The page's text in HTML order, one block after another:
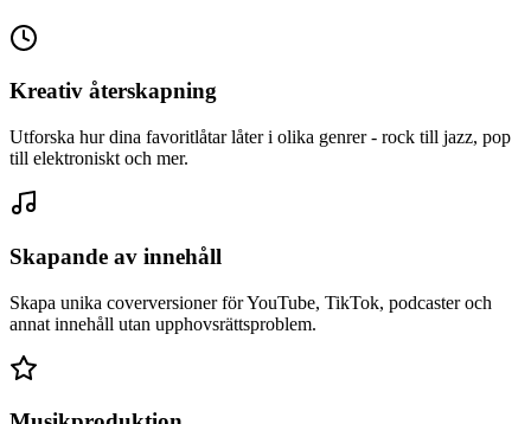
Kreativ återskapning
Utforska hur dina favoritlåtar låter i olika genrer - rock till jazz, pop
till elektroniskt och mer.
Skapande av innehåll
Skapa unika coverversioner för YouTube, TikTok, podcaster och
annat innehåll utan upphovsrättsproblem.